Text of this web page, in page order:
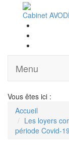
Cabinet
Menu
Vous êtes ici :
Accueil
Les loyers
période Covid-